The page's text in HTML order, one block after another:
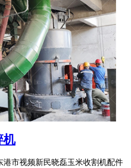
机
港市视频新民晓磊玉米收割机配件